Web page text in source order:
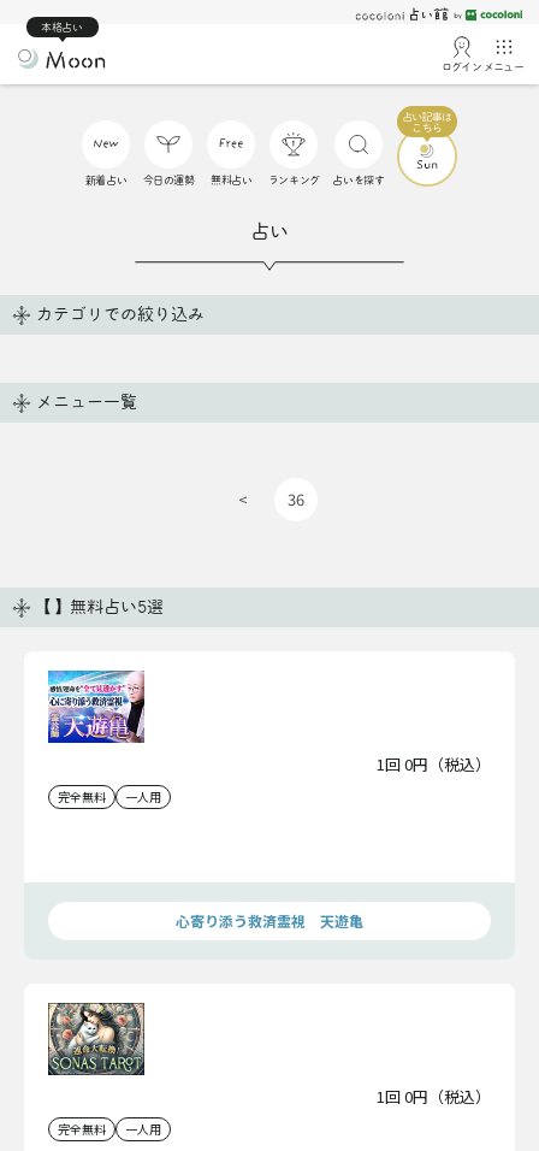
本格占い
ログイン メニュー
新着占い 今日の運勢 無料占い ランキング 占いを探す
占い
カテゴリでの絞り込み
メニュー一覧
< 36
【】無料占い5選
1回 0円（税込）
完全無料 一人用
心寄り添う救済霊視 天遊亀
1回 0円（税込）
完全無料 一人用